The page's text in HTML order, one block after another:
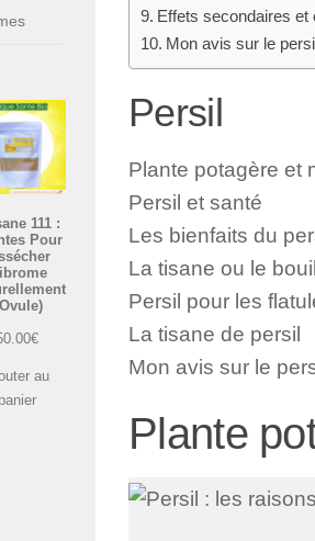
Effets secondaires et
Mon avis sur le
Persil
Plante potagère et
Persil et santé
Les bienfaits du
La tisane ou le
Persil pour les
La tisane de persil
Mon avis sur le
Plante
111 :
Pour
€
au
panier